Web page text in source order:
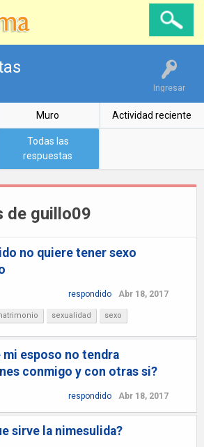
Ingresar
Muro Actividad reciente
Todas las
respuestas
de guillo09
no quiere tener sexo
respondido Abr 18, 2017
sexualidad sexo
mi esposo no tendra
conmigo y con otras si?
respondido Abr 18, 2017
sirve la nimesulida?